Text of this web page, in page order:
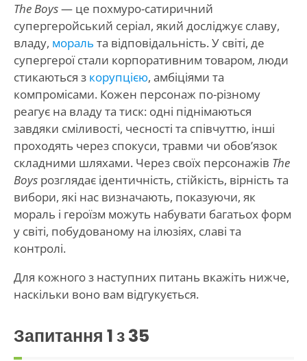
The Boys— це похмуро-сатиричний
супергеройський серіал, який досліджує славу,
владу, мораль та відповідальність. У світі, де
супергерої стали корпоративним товаром, люди
стикаються з корупцією, амбіціями та
компромісами. Кожен персонаж по-різному
реагує на владу та тиск: одні піднімаються
завдяки сміливості, чесності та співчуттю, інші
проходять через спокуси, травми чи обов’язок
складними шляхами. Через своїх персонажів The
Boysрозглядає ідентичність, стійкість, вірність та
вибори, які нас визначають, показуючи, як
мораль і героїзм можуть набувати багатьох форм
у світі, побудованому на ілюзіях, славі та
контролі.
Для кожного з наступних питань вкажіть нижче,
наскільки воно вам відгукується.
Запитання 1з 35